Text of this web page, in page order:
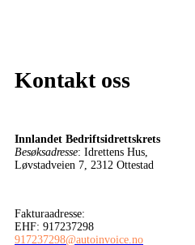
Kontakt oss
Innlandet Bedriftsidrettskrets
Besøksadresse: Idrettens Hus,
Løvstadveien 7, 2312 Ottestad
Fakturaadresse:
EHF: 917237298
917237298@autoinvoice.no